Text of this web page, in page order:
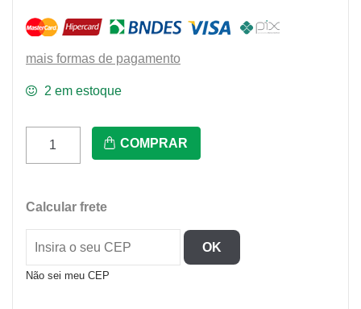
mais formas de pagamento
2 em estoque
Gourmet
Color
quantidade
COMPRAR
Calcular frete
OK
Não sei meu CEP